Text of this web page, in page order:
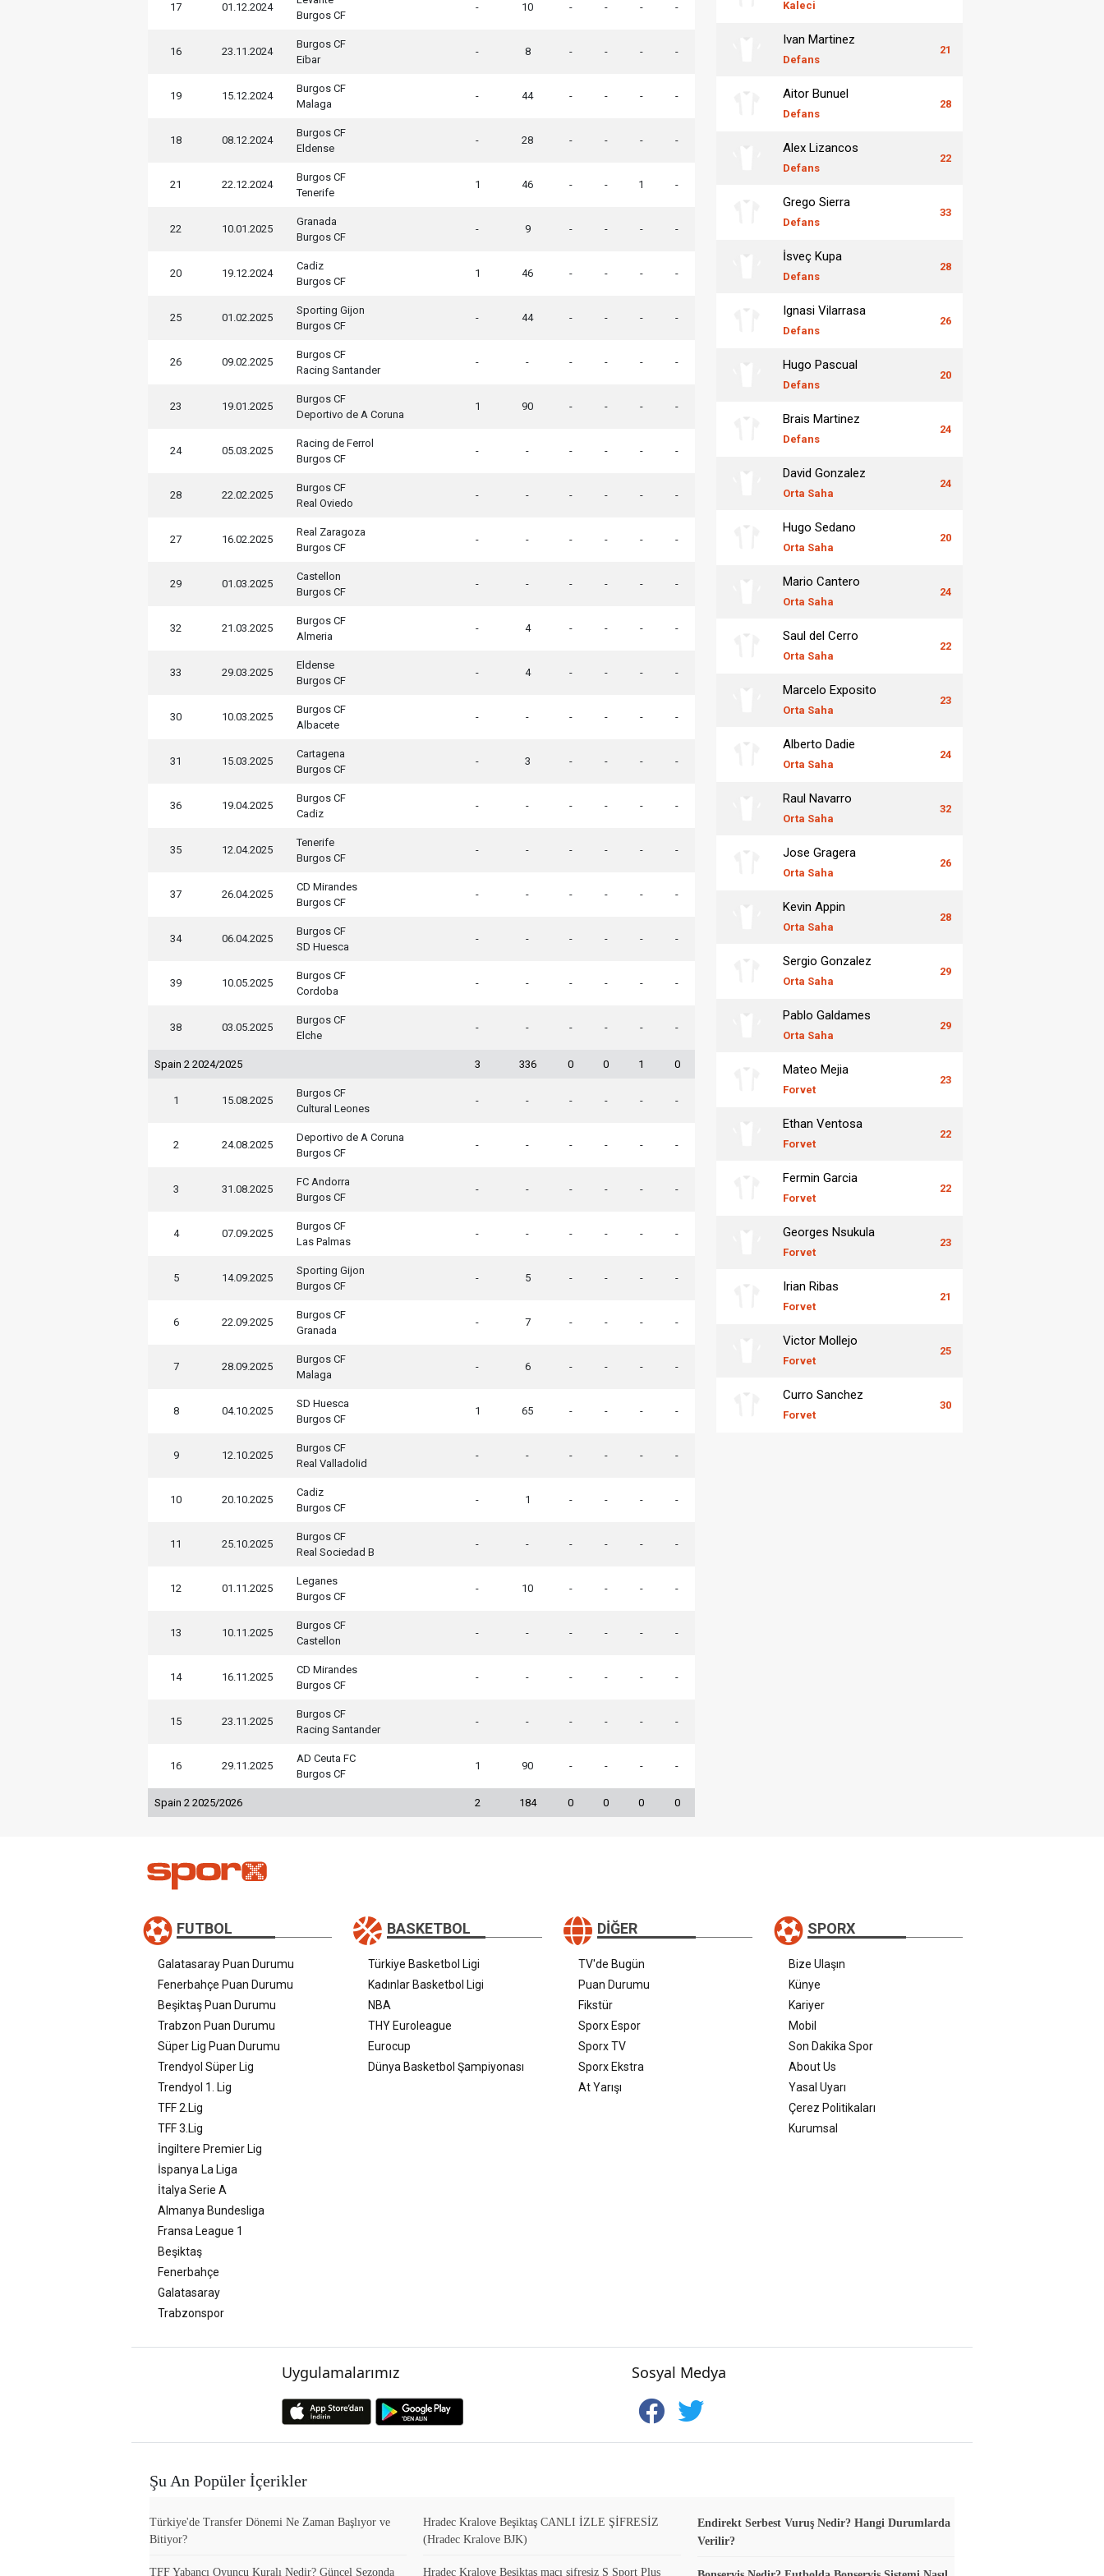
17 01.12.2024
Burgos CF
- 10 - - - -
16 23.11.2024
Burgos CF
Eibar
- 8 - - - -
19 15.12.2024
Burgos CF
Malaga
- 44 - - - -
18 08.12.2024
Burgos CF
Eldense
- 28 - - - -
21 22.12.2024
Burgos CF
Tenerife
1 46 - - 1 -
22 10.01.2025
Granada
Burgos CF
- 9 - - - -
20 19.12.2024
Cadiz
Burgos CF
1 46 - - - -
25 01.02.2025
Sporting Gijon
Burgos CF
- 44 - - - -
26 09.02.2025
Burgos CF
Racing Santander
- - - - - -
23 19.01.2025
Burgos CF
Deportivo de A Coruna
1 90 - - - -
24 05.03.2025
Racing de Ferrol
Burgos CF
- - - - - -
28 22.02.2025
Burgos CF
Real Oviedo
- - - - - -
27 16.02.2025
Real Zaragoza
Burgos CF
- - - - - -
29 01.03.2025
Castellon
Burgos CF
- - - - - -
32 21.03.2025
Burgos CF
Almeria
- 4 - - - -
33 29.03.2025
Eldense
Burgos CF
- 4 - - - -
30 10.03.2025
Burgos CF
Albacete
- - - - - -
31 15.03.2025
Cartagena
Burgos CF
- 3 - - - -
36 19.04.2025
Burgos CF
Cadiz
- - - - - -
35 12.04.2025
Tenerife
Burgos CF
- - - - - -
37 26.04.2025
CD Mirandes
Burgos CF
- - - - - -
34 06.04.2025
Burgos CF
SD Huesca
- - - - - -
39 10.05.2025
Burgos CF
Cordoba
- - - - - -
38 03.05.2025
Burgos CF
Elche
- - - - - -
Spain 2 2024/2025 3 336 0 0 1 0
1 15.08.2025
Burgos CF
Cultural Leones
- - - - - -
2 24.08.2025
Deportivo de A Coruna
Burgos CF
- - - - - -
3 31.08.2025
FC Andorra
Burgos CF
- - - - - -
4 07.09.2025
Burgos CF
Las Palmas
- - - - - -
5 14.09.2025
Sporting Gijon
Burgos CF
- 5 - - - -
6 22.09.2025
Burgos CF
Granada
- 7 - - - -
7 28.09.2025
Burgos CF
Malaga
- 6 - - - -
8 04.10.2025
SD Huesca
Burgos CF
1 65 - - - -
9 12.10.2025
Burgos CF
Real Valladolid
- - - - - -
10 20.10.2025
Cadiz
Burgos CF
- 1 - - - -
11 25.10.2025
Burgos CF
Real Sociedad B
- - - - - -
12 01.11.2025
Leganes
Burgos CF
- 10 - - - -
13 10.11.2025
Burgos CF
Castellon
- - - - - -
14 16.11.2025
CD Mirandes
Burgos CF
- - - - - -
15 23.11.2025
Burgos CF
Racing Santander
- - - - - -
16 29.11.2025
AD Ceuta FC
Burgos CF
1 90 - - - -
Spain 2 2025/2026 2 184 0 0 0 0
Kaleci
Ivan Martinez
Defans
21
Aitor Bunuel
Defans
28
Alex Lizancos
Defans
22
Grego Sierra
Defans
33
İsveç Kupa
Defans
28
Ignasi Vilarrasa
Defans
26
Hugo Pascual
Defans
20
Brais Martinez
Defans
24
David Gonzalez
Orta Saha
24
Hugo Sedano
Orta Saha
20
Mario Cantero
Orta Saha
24
Saul del Cerro
Orta Saha
22
Marcelo Exposito
Orta Saha
23
Alberto Dadie
Orta Saha
24
Raul Navarro
Orta Saha
32
Jose Gragera
Orta Saha
26
Kevin Appin
Orta Saha
28
Sergio Gonzalez
Orta Saha
29
Pablo Galdames
Orta Saha
29
Mateo Mejia
Forvet
23
Ethan Ventosa
Forvet
22
Fermin Garcia
Forvet
22
Georges Nsukula
Forvet
23
Irian Ribas
Forvet
21
Victor Mollejo
Forvet
25
Curro Sanchez
Forvet
30
FUTBOL
Galatasaray Puan Durumu
Fenerbahçe Puan Durumu
Beşiktaş Puan Durumu
Trabzon Puan Durumu
Süper Lig Puan Durumu
Trendyol Süper Lig
Trendyol 1. Lig
TFF 2.Lig
TFF 3.Lig
İngiltere Premier Lig
İspanya La Liga
İtalya Serie A
Almanya Bundesliga
Fransa League 1
Beşiktaş
Fenerbahçe
Galatasaray
Trabzonspor
BASKETBOL
Türkiye Basketbol Ligi
Kadınlar Basketbol Ligi
NBA
THY Euroleague
Eurocup
Dünya Basketbol Şampiyonası
DIĞER
TV'de Bugün
Puan Durumu
Fikstür
Sporx Espor
Sporx TV
Sporx Ekstra
At Yarışı
SPORX
Bize Ulaşın
Künye
Kariyer
Mobil
Son Dakika Spor
About Us
Yasal Uyarı
Çerez Politikaları
Kurumsal
Uygulamalarımız Sosyal Medya
Şu An Popüler İçerikler
Türkiye'de Transfer Dönemi Ne Zaman Başlıyor ve
Bitiyor?
TFF Yabancı Oyuncu Kuralı Nedir? Güncel Sezonda
Hradec Kralove Beşiktaş CANLI İZLE ŞİFRESİZ
(Hradec Kralove BJK)
Hradec Kralove Beşiktaş maçı şifresiz S Sport Plus
Endirekt Serbest Vuruş Nedir? Hangi Durumlarda
Verilir?